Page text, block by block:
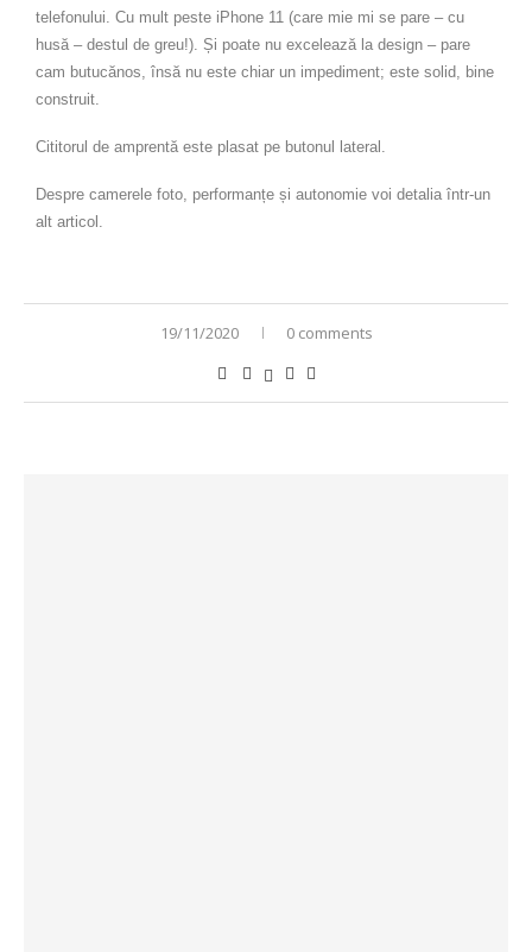
telefonului. Cu mult peste iPhone 11 (care mie mi se pare – cu
husă – destul de greu!). Și poate nu excelează la design – pare
cam butucănos, însă nu este chiar un impediment; este solid, bine
construit.
Cititorul de amprentă este plasat pe butonul lateral.
Despre camerele foto, performanțe și autonomie voi detalia într-un
alt articol.
19/11/2020 0 comments